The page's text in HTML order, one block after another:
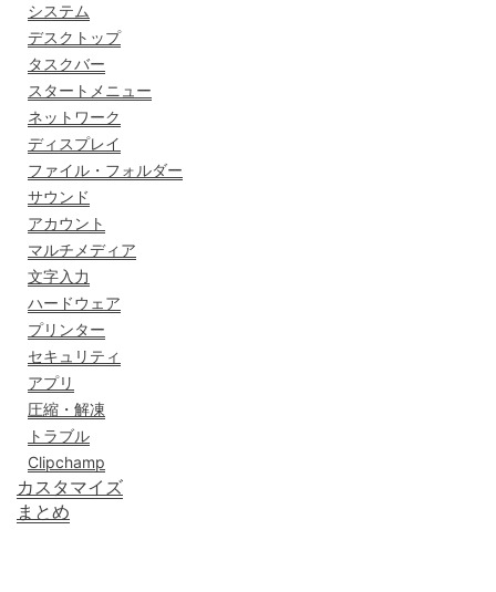
システム
デスクトップ
タスクバー
スタートメニュー
ネットワーク
ディスプレイ
ファイル・フォルダー
サウンド
アカウント
マルチメディア
文字入力
ハードウェア
プリンター
セキュリティ
アプリ
圧縮・解凍
トラブル
Clipchamp
カスタマイズ
まとめ